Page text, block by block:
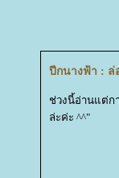
ปีกนางฟ้า : ล่
ช่วงนี้อ่านแต่ก
ล่ะค่ะ ^^"